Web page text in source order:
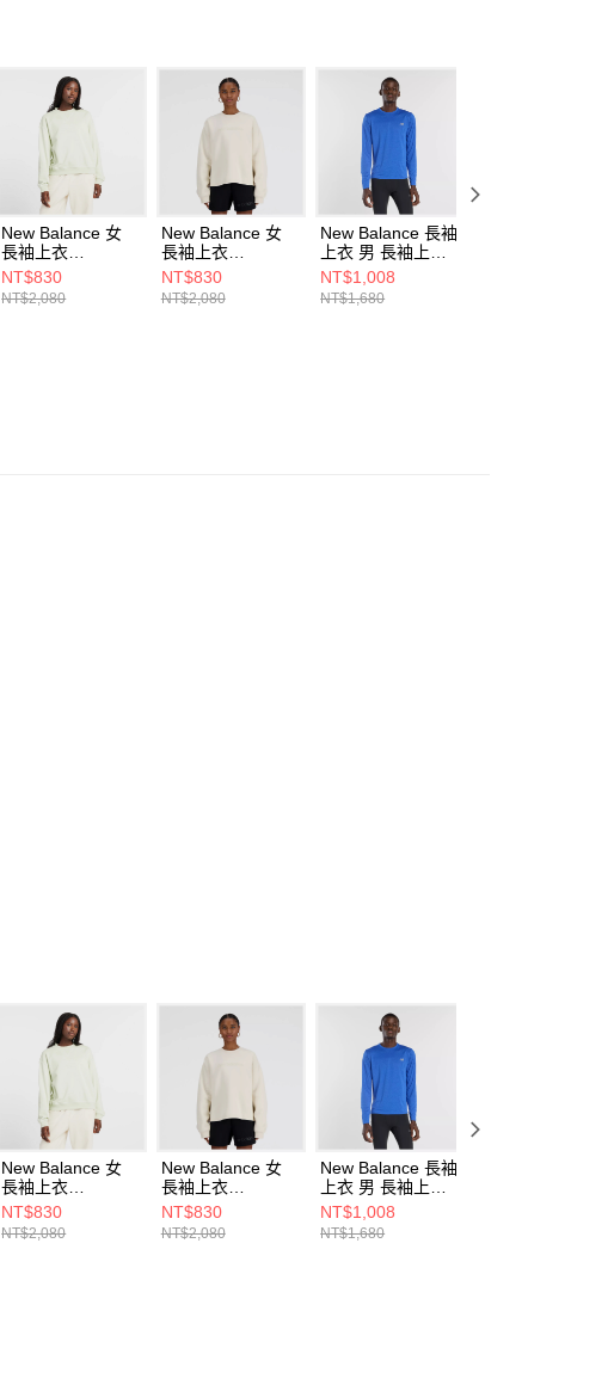
結果請求用戶進行身份認證。
５．嚴禁一人註冊多個帳號或使用他人資訊註冊。若發現惡意使用之情
形，恩沛科技股份有限公司將有權停止該用戶之使用額度並採取法律行
New Balance 女
長袖上衣
WT43535NUM-F
NT$830
NT$2,080
New Balance 女
長袖上衣
WT41556LIN-F
NT$830
NT$2,080
New Balance 長袖
上衣 男 長袖上衣
MT41256BEA-F
NT$1,008
NT$1,680
New Balance 女
長袖上衣
WT43535NUM-F
NT$830
NT$2,080
New Balance 女
長袖上衣
WT41556LIN-F
NT$830
NT$2,080
New Balance 長袖
上衣 男 長袖上衣
MT41256BEA-F
NT$1,008
NT$1,680